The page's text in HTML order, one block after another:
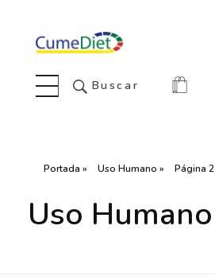
Buscar
Portada » Uso Humano » Página 2
Uso Humano